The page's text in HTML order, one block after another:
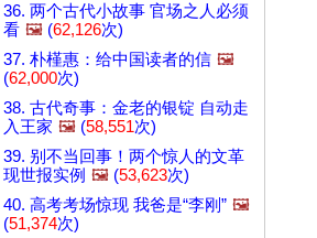
36. 两个古代小故事 官场之人必须
看 🖼️ (62,126次)
37. 朴槿惠：给中国读者的信 🖼️
(62,000次)
38. 古代奇事：金老的银锭 自动走
入王家 🖼️ (58,551次)
39. 别不当回事！两个惊人的文革
现世报实例 🖼️ (53,623次)
40. 高考考场惊现 我爸是“李刚” 🖼️
(51,374次)